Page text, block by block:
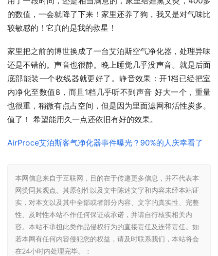
的数值，一会就降了下来！家里还养了狗，我又是对气味比
较敏感的！它真的是我的救星！
家里把之前的博世换成了一台艾泊斯空气净化器，处理异味
还是不错的。声音也很静。晚上睡觉几乎没声音。就是后面
底部能装一个收线器就更好了。静音效果：开1档已经把室
内净化至数值8，而且1档几乎听不到声音 好大一个，重量
也很重，稍微有点占空间，但是因为里面滤网和活性炭多。
值了！ 希望能用久一点还依旧有好的效果。
AirProce艾泊斯客气净化器事件曝光？90%的人庆幸看了
本网信息来自于互联网，目的在于传递更多信息，并不代表本
网赞同其观点。其原创性以及文中陈述文字和内容未经本站证
实，对本文以及其中全部或者部分内容、文字的真实性、完整
性、及时性本站不作任何保证或承诺，并请自行核实相关内
容。本站不承担此类作品侵权行为的直接责任及连带责任。如
若本网有任何内容侵犯您的权益，请及时联系我们，本站将会
在24小时内处理完毕。：